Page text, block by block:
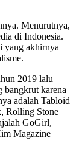
Menurutnya,
di Indonesia.
yang akhirnya
2019 lalu
bangkrut karena
adalah Tabloid
Rolling Stone
GoGirl,
Magazine